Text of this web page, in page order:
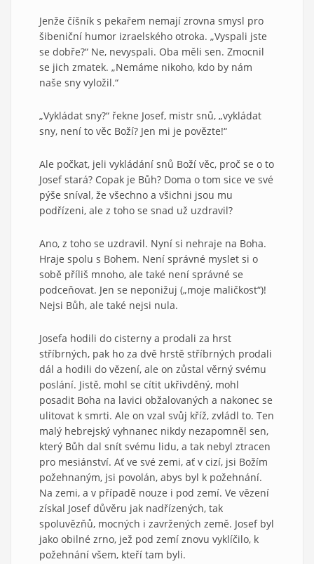
Jenže číšník s pekařem nemají zrovna smysl pro
šibeniční humor izraelského otroka. „Vyspali jste
se dobře?“ Ne, nevyspali. Oba měli sen. Zmocnil
se jich zmatek. „Nemáme nikoho, kdo by nám
naše sny vyložil.“
„Vykládat sny?“ řekne Josef, mistr snů, „vykládat
sny, není to věc Boží? Jen mi je povězte!“
Ale počkat, jeli vykládání snů Boží věc, proč se o to
Josef stará? Copak je Bůh? Doma o tom sice ve své
pýše sníval, že všechno a všichni jsou mu
podřízeni, ale z toho se snad už uzdravil?
Ano, z toho se uzdravil. Nyní si nehraje na Boha.
Hraje spolu s Bohem. Není správné myslet si o
sobě příliš mnoho, ale také není správné se
podceňovat. Jen se neponižuj („moje maličkost“)!
Nejsi Bůh, ale také nejsi nula.
Josefa hodili do cisterny a prodali za hrst
stříbrných, pak ho za dvě hrstě stříbrných prodali
dál a hodili do vězení, ale on zůstal věrný svému
poslání. Jistě, mohl se cítit ukřivděný, mohl
posadit Boha na lavici obžalovaných a nakonec se
ulitovat k smrti. Ale on vzal svůj kříž, zvládl to. Ten
malý hebrejský vyhnanec nikdy nezapomněl sen,
který Bůh dal snít svému lidu, a tak nebyl ztracen
pro mesiánství. Ať ve své zemi, ať v cizí, jsi Božím
požehnaným, jsi povolán, abys byl k požehnání.
Na zemi, a v případě nouze i pod zemí. Ve vězení
získal Josef důvěru jak nadřízených, tak
spoluvězňů, mocných i zavržených země. Josef byl
jako obilné zrno, jež pod zemí znovu vyklíčilo, k
požehnání všem, kteří tam byli.